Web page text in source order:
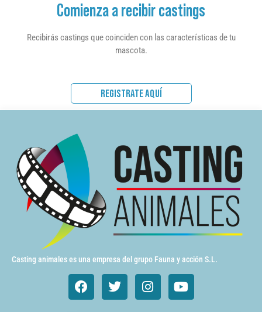
Comienza a recibir castings
Recibirás castings que coinciden con las características de tu
mascota.
REGISTRATE AQUÍ
Casting animales es una empresa del grupo Fauna y acción S.L.